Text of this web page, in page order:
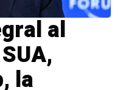
al
la